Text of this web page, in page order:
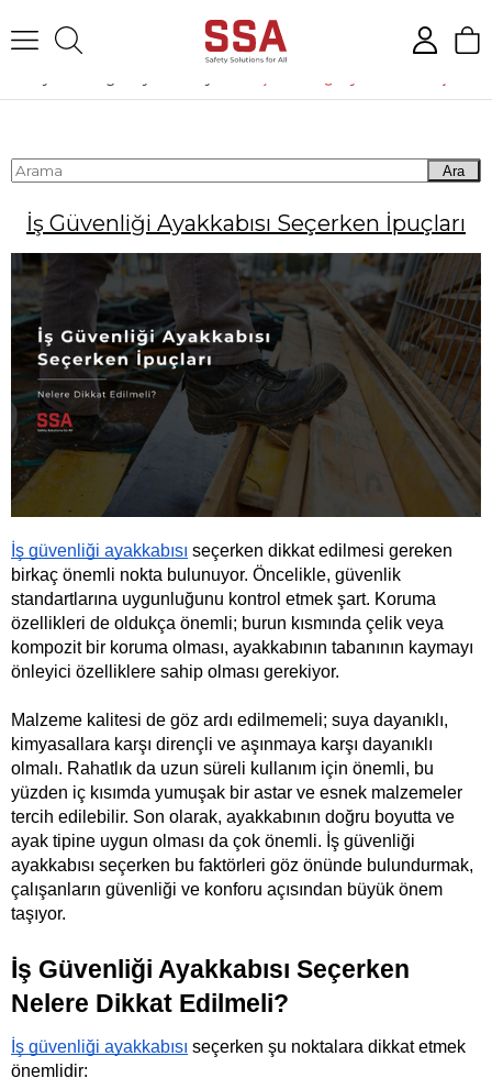
Ara
İş Güvenliği Ayakkabısı Seçerken İpuçları
İş güvenliği ayakkabısı seçerken dikkat edilmesi gereken
birkaç önemli nokta bulunuyor. Öncelikle, güvenlik
standartlarına uygunluğunu kontrol etmek şart. Koruma
özellikleri de oldukça önemli; burun kısmında çelik veya
kompozit bir koruma olması, ayakkabının tabanının kaymayı
önleyici özelliklere sahip olması gerekiyor.
Malzeme kalitesi de göz ardı edilmemeli; suya dayanıklı,
kimyasallara karşı dirençli ve aşınmaya karşı dayanıklı
olmalı. Rahatlık da uzun süreli kullanım için önemli, bu
yüzden iç kısımda yumuşak bir astar ve esnek malzemeler
tercih edilebilir. Son olarak, ayakkabının doğru boyutta ve
ayak tipine uygun olması da çok önemli. İş güvenliği
ayakkabısı seçerken bu faktörleri göz önünde bulundurmak,
çalışanların güvenliği ve konforu açısından büyük önem
taşıyor.
İş Güvenliği Ayakkabısı Seçerken
Nelere Dikkat Edilmeli?
İş güvenliği ayakkabısı seçerken şu noktalara dikkat etmek
önemlidir: